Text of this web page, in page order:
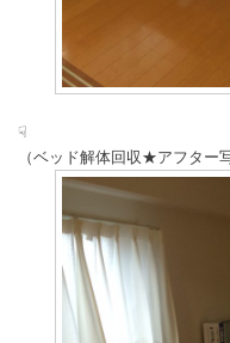
☟
（ベッド解体回収★アフター